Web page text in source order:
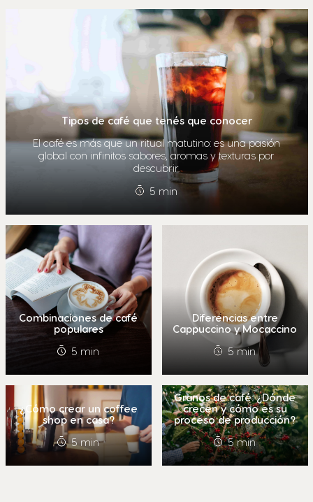
Tipos de café que tenés que conocer
El café es más que un ritual matutino: es una pasión
global con infinitos sabores, aromas y texturas por
descubrir.
5 min
Combinaciones de café
populares
5 min
Diferencias entre
Cappuccino y Mocaccino
5 min
¿Cómo crear un coffee
shop en casa?
5 min
Granos de café: ¿Dónde
crecen y cómo es su
proceso de producción?
5 min